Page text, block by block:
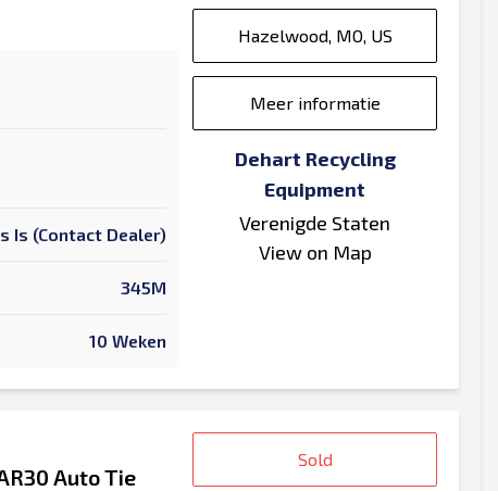
Is (Contact Dealer)
345M
10 Weken
Hazelwood, MO, US
Meer informatie
Dehart Recycling
Equipment
Verenigde Staten
View on Map
Auto Tie
Sold